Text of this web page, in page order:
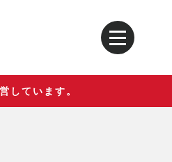
しています。